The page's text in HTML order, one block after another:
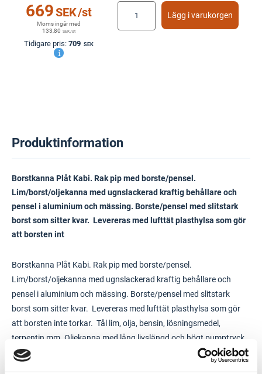
669SEK/st
Moms ingår med
133,80 SEK/st
Tidigare pris:709 SEK
Lägg i varukorgen
Produktinformation
Borstkanna Plåt Kabi. Rak pip med borste/pensel.
Lim/borst/oljekanna med ugnslackerad kraftig behållare och
pensel i aluminium och mässing. Borste/pensel med slitstark
borst som sitter kvar. Levereras med lufttät plasthylsa som gör
att borsten int
Borstkanna Plåt Kabi. Rak pip med borste/pensel.
Lim/borst/oljekanna med ugnslackerad kraftig behållare och
pensel i aluminium och mässing. Borste/pensel med slitstark
borst som sitter kvar. Levereras med lufttät plasthylsa som gör
att borsten inte torkar. Tål lim, olja, bensin, lösningsmedel,
terpentin mm. Oljekanna med lång livslängd och högt pumptryck,
främst beroende på den patenterade pumpen helt i mässing som